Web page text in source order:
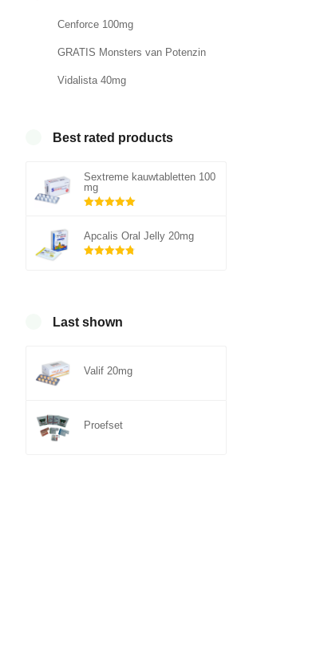
Cenforce 100mg
GRATIS Monsters van Potenzin
Vidalista 40mg
Best rated products
Sextreme kauwtabletten 100
mg
Apcalis Oral Jelly 20mg
Last shown
Valif 20mg
Proefset